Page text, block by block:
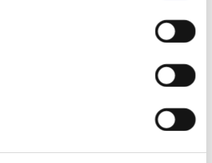
der Erfahrung aus über 30 Jahren
über 80 Jahre Radsport Tradition.